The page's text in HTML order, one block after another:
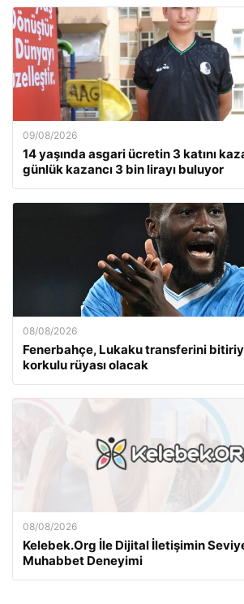
09/08/2026
14 yaşında asgari ücretin 3 katını
günlük kazancı 3 bin lirayı buluyor
08/08/2026
Fenerbahçe, Lukaku transferini
korkulu rüyası olacak
08/08/2026
Kelebek.Org İle Dijital İletişimin
Muhabbet Deneyimi